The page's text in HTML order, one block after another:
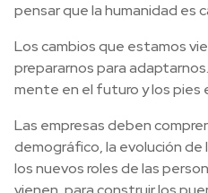
pensar que la humanidad es
Los cambios que estamos
prepararnos para
mente en el futuro y los pies
Las empresas deben
demográfico, la evolución de
los nuevos roles de las